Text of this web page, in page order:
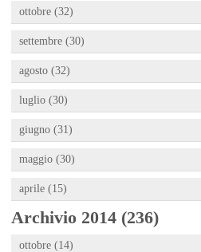
ottobre (32)
settembre (30)
agosto (32)
luglio (30)
giugno (31)
maggio (30)
aprile (15)
Archivio 2014 (236)
ottobre (14)